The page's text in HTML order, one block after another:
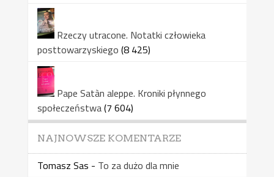
Rzeczy utracone. Notatki człowieka
posttowarzyskiego (8 425)
Pape Satàn aleppe. Kroniki płynnego
społeczeństwa(7 604)
NAJNOWSZE KOMENTARZE
Tomasz Sas - To za dużo dla mnie